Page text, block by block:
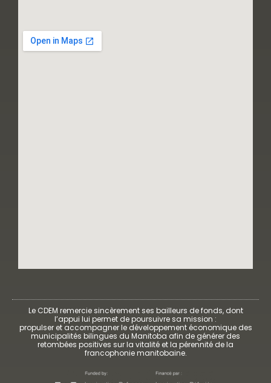
Le CDEM remercie sincèrement ses bailleurs de fonds, dont
l’appui lui permet de poursuivre sa mission :
propulser et accompagner le développement économique des
municipalités bilingues du Manitoba afin de générer des
retombées positives sur la vitalité et la pérennité de la
francophonie manitobaine.